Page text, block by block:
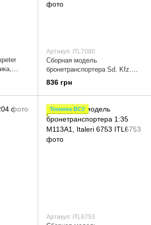
Артикул: ITL7080
Сборная модель
бронетранспортера Sd. Kfz.
251/1 Wurfrahmen Stuka zu
Fuss 1/72, Italeri 7080, военные
бронетранспортеры
836 грн
Техника ВСУ
Артикул: ITL6753